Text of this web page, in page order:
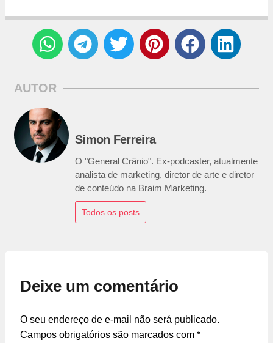
AUTOR
Simon Ferreira
O "General Crânio". Ex-podcaster, atualmente
analista de marketing, diretor de arte e diretor
de conteúdo na Braim Marketing.
Todos os posts
Deixe um comentário
O seu endereço de e-mail não será publicado.
Campos obrigatórios são marcados com *